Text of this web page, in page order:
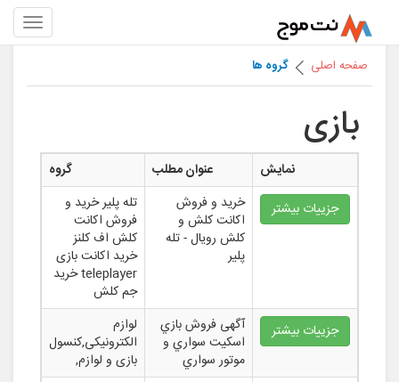
صفحه اصلی گروه ها
بازی
نمایش عنوان مطلب
گروه
جزییات بیشتر
خرید و فروش
اکانت کلش و
کلش رویال - تله
پلیر
تله پلیر خرید و
فروش اکانت
کلش اف کلنز
خرید اکانت بازی
teleplayer خرید
جم کلش
جزییات بیشتر
آگهی فروش بازي
اسکيت سواري و
موتور سواري
لوازم
الکترونیکی,کنسول
بازی و لوازم,